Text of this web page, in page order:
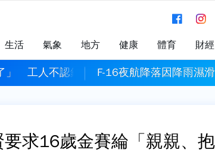
生活 氣象 地方 健康 體育 財經
」 工人不認錯重判10年4月F-16夜航降落因降雨濕
求16歲金賽綸「親親、抱